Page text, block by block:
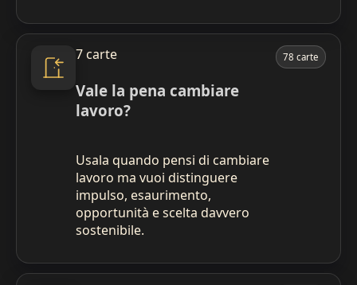
7 carte
Vale la pena cambiare
lavoro?
Usala quando pensi di cambiare
lavoro ma vuoi distinguere
impulso, esaurimento,
opportunità e scelta davvero
sostenibile.
78 carte